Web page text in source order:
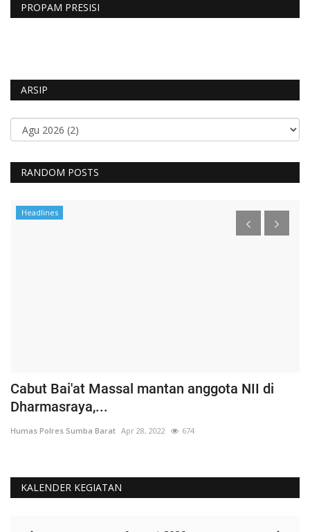
PROPAM PRESISI
ARSIP
RANDOM POSTS
Headlines
Cabut Bai'at Massal mantan anggota NII di
Dharmasraya,...
Humas Polres Sumba Barat Apr 28, 2022 674
KALENDER KEGIATAN